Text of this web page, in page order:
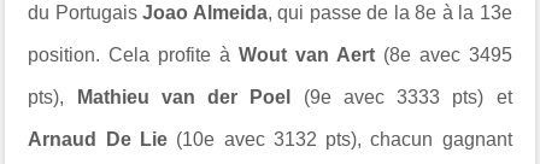
du Portugais Joao Almeida, qui passe de la 8e à la 13e
position. Cela profite àWout van Aert(8e avec 3495
pts), Mathieu van der Poel (9e avec 3333 pts) et
Arnaud De Lie (10e avec 3132 pts), chacun gagnant